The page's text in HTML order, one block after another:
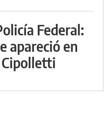
Federal:
apareció en